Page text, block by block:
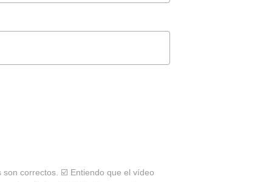
correctos. ☑️ Entiendo que el vídeo